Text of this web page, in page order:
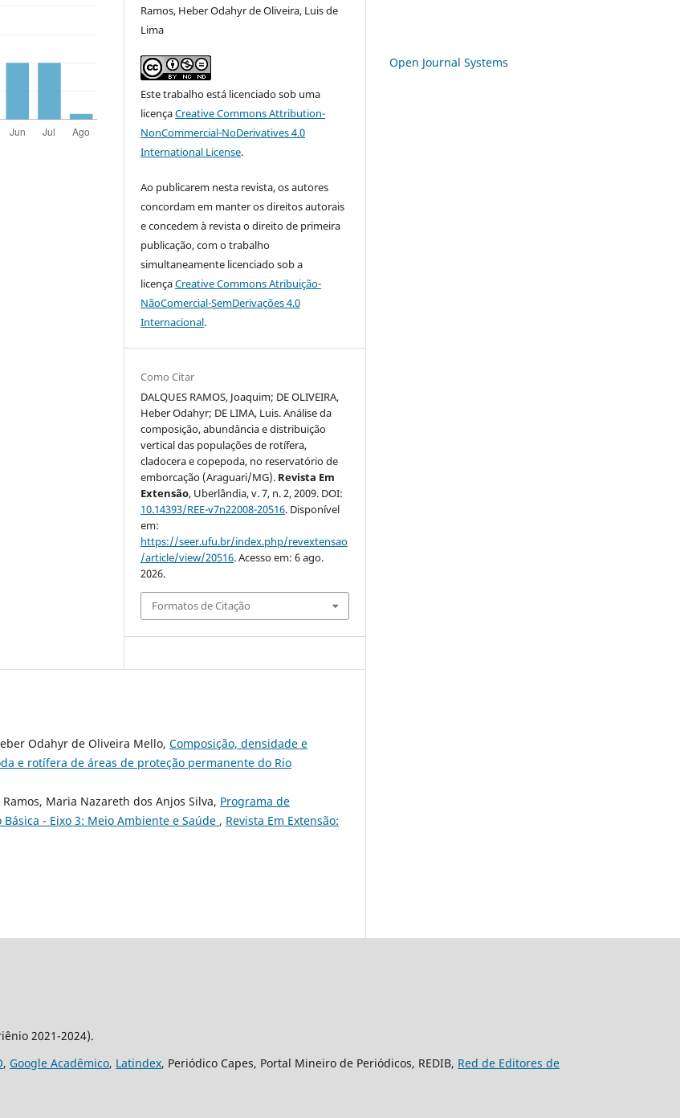
Ramos, Heber Odahyr de Oliveira, Luis de
Lima
Este trabalho está licenciado sob uma
licençaCreative Commons Attribution-
NonCommercial-NoDerivatives 4.0
International License.
Ao publicarem nesta revista, os autores
concordam em manter os direitos autorais
e concedem à revista o direito de primeira
publicação, com o trabalho
simultaneamente licenciado sob a
licençaCreative Commons Atribuição-
NãoComercial-SemDerivações 4.0
Internacional.
Como Citar
DALQUES RAMOS, Joaquim; DE OLIVEIRA,
Heber Odahyr; DE LIMA, Luis. Análise da
composição, abundância e distribuição
vertical das populações de rotífera,
cladocera e copepoda, no reservatório de
emborcação (Araguari/MG). Revista Em
Extensão, Uberlândia, v. 7, n. 2, 2009. DOI:
10.14393/REE-v7n22008-20516. Disponível
em:
https://seer.ufu.br/index.php/revextensao
/article/view/20516. Acesso em: 6 ago.
2026.
Formatos de Citação
Odahyr de Oliveira Mello, Composição, densidade e
e rotífera de áreas de proteção permanente do Rio
Maria Nazareth dos Anjos Silva, Programa de
- Eixo 3: Meio Ambiente e Saúde , Revista Em Extensão:
Open Journal Systems
2021-2024).
, Google Acadêmico, Latindex, Periódico Capes, Portal Mineiro de Periódicos, REDIB, Red de Editores de